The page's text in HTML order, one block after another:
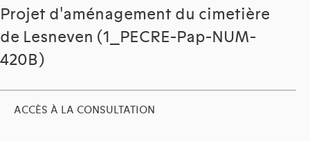
Projet d'aménagement du cimetière
de Lesneven (1_PECRE-Pap-NUM-
420B)
ACCÈS À LA CONSULTATION